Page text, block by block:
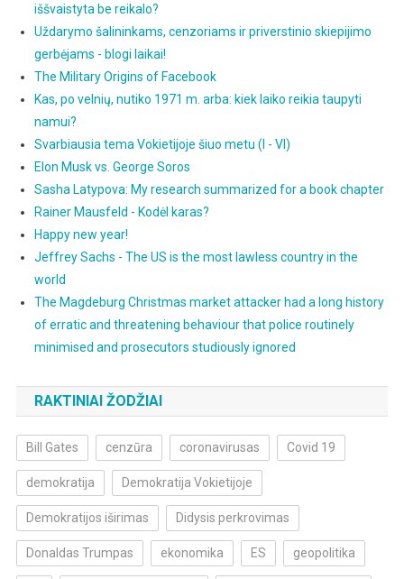
iššvaistyta be reikalo?
Uždarymo šalininkams, cenzoriams ir priverstinio skiepijimo
gerbėjams - blogi laikai!
The Military Origins of Facebook
Kas, po velnių, nutiko 1971 m. arba: kiek laiko reikia taupyti
namui?
Svarbiausia tema Vokietijoje šiuo metu (I - VI)
Elon Musk vs. George Soros
Sasha Latypova: My research summarized for a book chapter
Rainer Mausfeld - Kodėl karas?
Happy new year!
Jeffrey Sachs - The US is the most lawless country in the
world
The Magdeburg Christmas market attacker had a long history
of erratic and threatening behaviour that police routinely
minimised and prosecutors studiously ignored
RAKTINIAI ŽODŽIAI
Bill Gates cenzūra coronavirusas Covid 19
demokratija Demokratija Vokietijoje
Demokratijos iširimas Didysis perkrovimas
Donaldas Trumpas ekonomika ES geopolitika